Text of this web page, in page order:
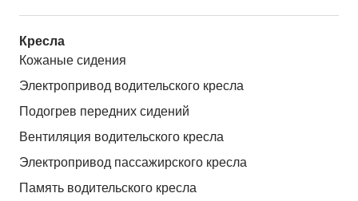
Кресла
Кожаные сидения
Электропривод водительского кресла
Подогрев передних сидений
Вентиляция водительского кресла
Электропривод пассажирского кресла
Память водительского кресла